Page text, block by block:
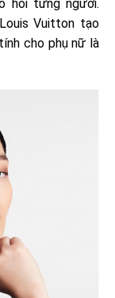
hôi từng người.
Vuitton tạo
cho phụ nữ là